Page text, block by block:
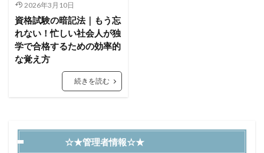
2026年3月10日
資格試験の暗記法｜もう忘
れない！忙しい社会人が独
学で合格するための効率的
な覚え方
続きを読む
☆★管理者情報☆★